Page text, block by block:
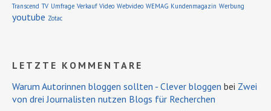
Transcend TV Umfrage Verkauf Video Webvideo WEMAG Kundenmagazin Werbung
youtube Zotac
LETZTE KOMMENTARE
Warum Autorinnen bloggen sollten - Clever bloggen bei Zwei
von drei Journalisten nutzen Blogs für Recherchen